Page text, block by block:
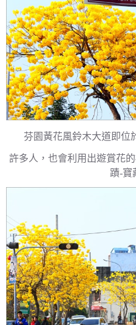
芬園黃花風鈴木大道即位
許多人，也會利用出遊賞花
蹟-寶